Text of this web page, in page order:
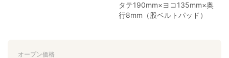
タテ190mm×ヨコ135mm×奥
行8mm（股ベルトパッド）
オープン価格